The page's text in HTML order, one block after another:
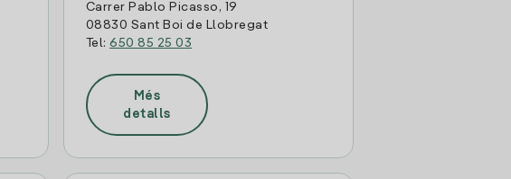
Carrer Pablo Picasso, 19
08830 Sant Boi de Llobregat
Tel:650 85 25 03
Més
detalls